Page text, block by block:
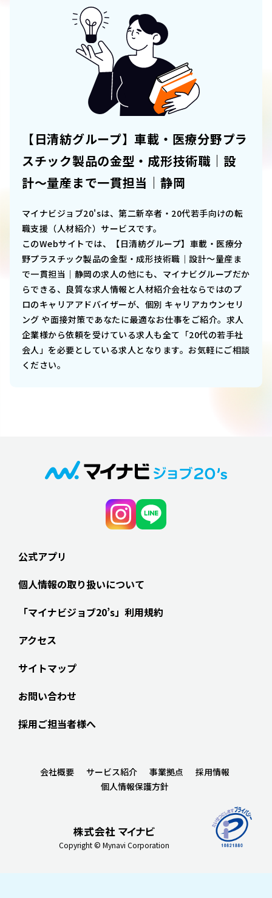
【日清紡グループ】車載・医療分野プラ
スチック製品の金型・成形技術職｜設
計〜量産まで一貫担当｜静岡
マイナビジョブ20'sは、第二新卒者・20代若手向けの転
職支援（人材紹介）サービスです。
このWebサイトでは、
【日清紡グループ】車載・医療分
野プラスチック製品の金型・成形技術職｜設計〜量産ま
で一貫担当｜静岡の求人の他にも、マイナビグループだか
らできる、良質な求人情報と人材紹介会社ならではのプ
ロのキャリアアドバイザーが、個別 キャリアカウンセリ
ング や面接対策であなたに最適なお仕事をご紹介。求人
企業様から依頼を受けている求人も全て「20代の若手社
会人」を必要としている求人となります。お気軽にご相談
ください。
公式アプリ
個人情報の取り扱いについて
「マイナビジョブ20’s」利用規約
アクセス
サイトマップ
お問い合わせ
採用ご担当者様へ
Copyright © Mynavi Corporation
会社概要 サービス紹介 事業拠点
採用情報
個人情報保護方針